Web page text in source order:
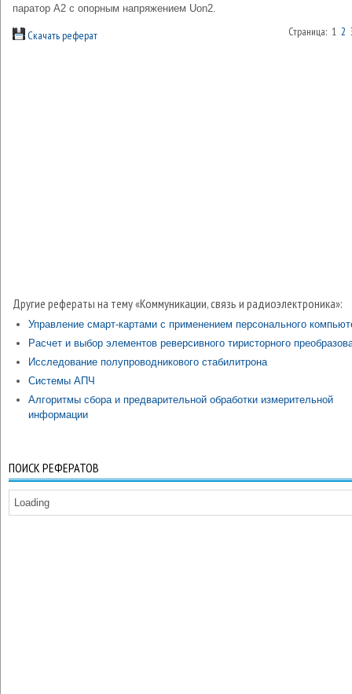
паратор А2 с опорным напряжением Uon2.
Скачать реферат Страница: 1 2
Другие рефераты на тему «Коммуникации, связь и радиоэлектроника»:
Управление смарт-картами с применением персонального
Расчет и выбор элементов реверсивного тиристорного
Исследование полупроводникового стабилитрона
Системы АПЧ
Алгоритмы сбора и предварительной обработки измерительной
информации
ПОИСК РЕФЕРАТОВ
Loading